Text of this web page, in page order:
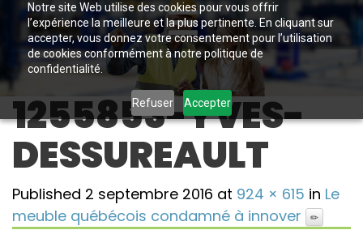
Notre site Web utilise des cookies pour vous offrir
l’expérience la meilleure et la plus pertinente. En cliquant sur
accepter, vous donnez votre consentement pour l’utilisation
de cookies conformément à notre politique de
confidentialité.
Refuser Accepter
1255853-YVES-
DESSUREAULT
Published 2 septembre 2016 at 924 × 615 in Le
meuble québécois condamné à innover